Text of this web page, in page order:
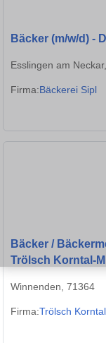
Bäcker (m/w/d) -
Esslingen am
Firma:Bäckerei Sipl
Bäcker /
Trölsch Korntal-
Winnenden, 71364
Firma:Trölsch Korntal